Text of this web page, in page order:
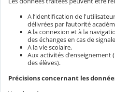
A l’identification de
délivrées par l’autorité
A la connexion et à la
des échanges en cas de
A la vie scolaire,
Aux activités d'enseignement
des élèves).
Précisions concernant les